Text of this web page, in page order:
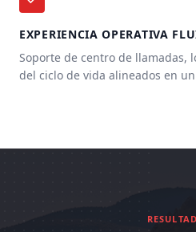
EXPERIENCIA OPERATIVA
Soporte de centro de llamadas,
del ciclo de vida alineados en